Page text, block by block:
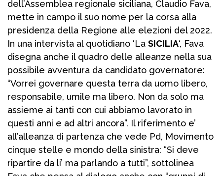
dell’Assemblea regionale siciliana, Claudio Fava,
mette in campo il suo nome per la corsa alla
presidenza della Regione alle elezioni del 2022.
In una intervista al quotidiano ‘La SICILIA‘, Fava
disegna anche il quadro delle alleanze nella sua
possibile avventura da candidato governatore:
“Vorrei governare questa terra da uomo libero,
responsabile, umile ma libero. Non da solo ma
assieme ai tanti con cui abbiamo lavorato in
questi anni e ad altri ancora”. Il riferimento e’
all’alleanza di partenza che vede Pd, Movimento
cinque stelle e mondo della sinistra: “Si deve
ripartire da li’ ma parlando a tutti”, sottolinea